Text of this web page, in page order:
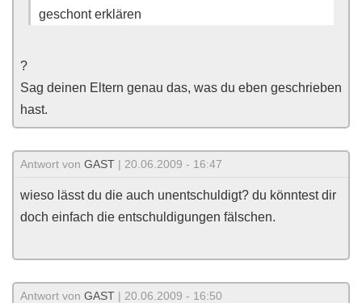
geschont erklären
?
Sag deinen Eltern genau das, was du eben geschrieben
hast.
Antwort von GAST | 20.06.2009 - 16:47
wieso lässt du die auch unentschuldigt? du könntest dir
doch einfach die entschuldigungen fälschen.
Antwort von GAST | 20.06.2009 - 16:50